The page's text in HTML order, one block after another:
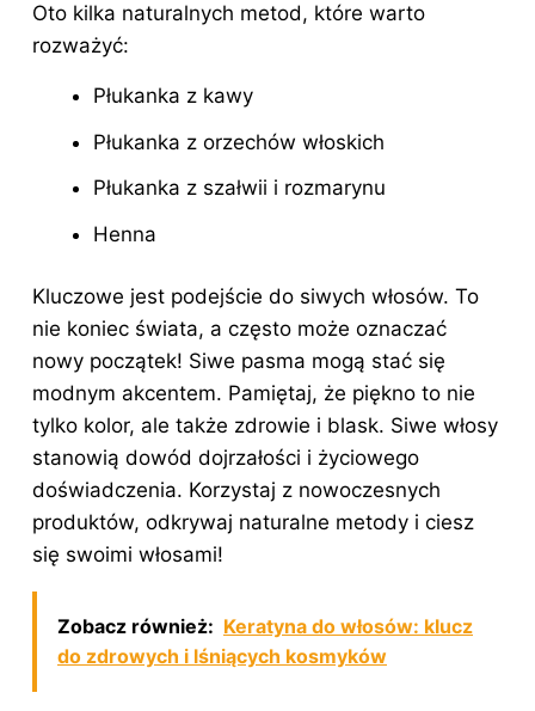
Oto kilka naturalnych metod, które warto
rozważyć:
Płukanka z kawy
Płukanka z orzechów włoskich
Płukanka z szałwii i rozmarynu
Henna
Kluczowe jest podejście do siwych włosów. To
nie koniec świata, a często może oznaczać
nowy początek! Siwe pasma mogą stać się
modnym akcentem. Pamiętaj, że piękno to nie
tylko kolor, ale także zdrowie i blask. Siwe włosy
stanowią dowód dojrzałości i życiowego
doświadczenia. Korzystaj z nowoczesnych
produktów, odkrywaj naturalne metody i ciesz
się swoimi włosami!
Zobacz również: Keratyna do włosów: klucz
do zdrowych i lśniących kosmyków